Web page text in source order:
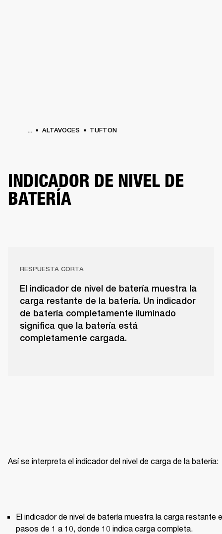
... ALTAVOCES TUFTON
INDICADOR DE NIVEL DE
BATERÍA
RESPUESTA CORTA
El indicador de nivel de batería muestra la
carga restante de la batería. Un indicador
de batería completamente iluminado
significa que la batería está
completamente cargada.
Así se interpreta el indicador del nivel de carga de la batería:
El indicador de nivel de batería muestra la carga restante
pasos de 1 a 10, donde 10 indica carga completa.